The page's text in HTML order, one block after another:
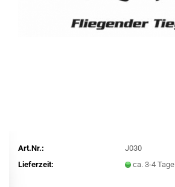
Art.Nr.:
J030
Lieferzeit:
ca. 3-4 Tage